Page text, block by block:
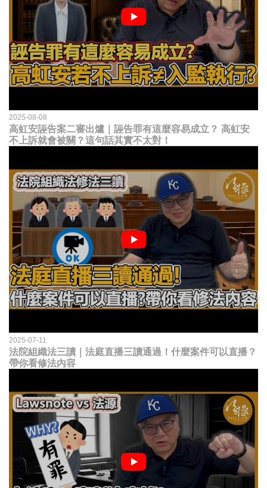
2025-08-08
高虹安誣告案二審出爐｜誣告罪有這麼容易成立？ 高虹安
不上訴就會被關？這句話其實不太對！
2025-07-11
法院組織法三讀｜法庭直播三讀通過！什麼案件可以直播？
帶你看修法內容